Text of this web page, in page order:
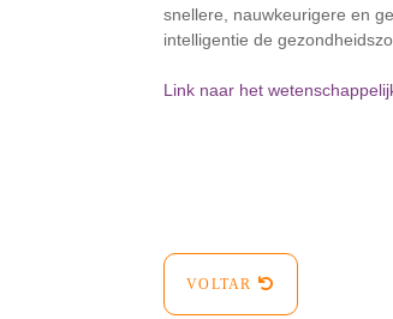
snellere, nauwkeurigere en
intelligentie de
Link naar het
VOLTAR